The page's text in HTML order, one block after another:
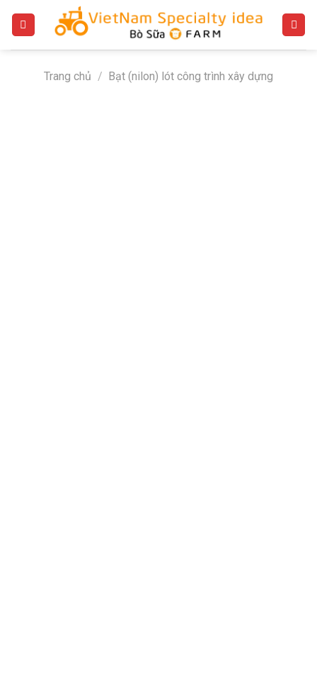
Trang chủ / Bạt (nilon) lót công trình xây dựng